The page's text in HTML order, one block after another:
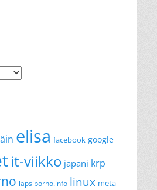
elisa facebook google
it-viikko japani krp
lapsiporno.info linux meta